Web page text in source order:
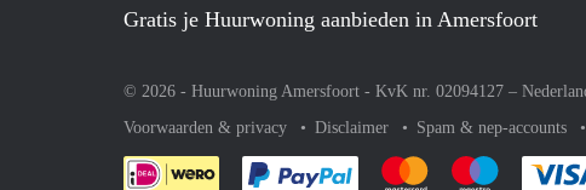
Gratis je Huurwoning aanbieden in Amersfoort
© 2026 - Huurwoning Amersfoort - KvK nr. 02094127 –
Voorwaarden & privacy
Disclaimer Spam & nep-accounts
Je rekent gemakkelijk af met
Je rekent gemakkelijk
Je rekent